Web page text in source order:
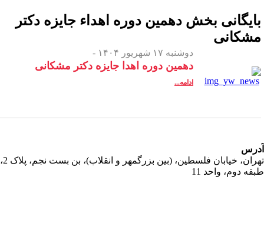
بخشدهمین دوره اهداء جایزه دکتر
دوشنبه ۱۷ شهریور ۱۴۰۴ -
دهمین دوره اهدا جایزه دکتر مشکانی
ادامه...
تهران، خیابان فلسطین، (بین بزرگمهر و انقلاب)، بن بست نجم، پلاک 2،
دوم، واحد 11